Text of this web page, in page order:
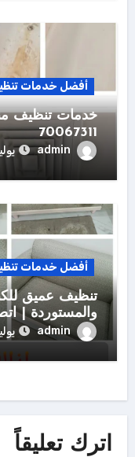
أفضل خدمات
خدمات تنظيف
70067311
admin يوليو
أفضل خدمات
تنظيف عميق
والمستوردة | اتصل
admin يوليو
اترك تعليقاً